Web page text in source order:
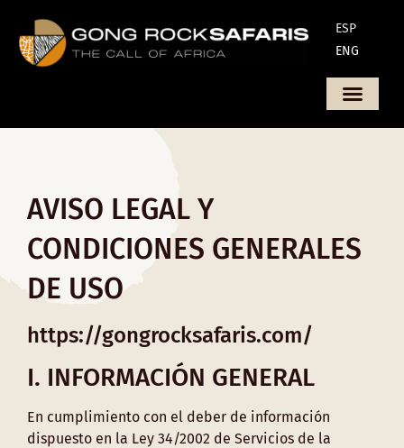
ESP
ENG
AVISO LEGAL Y
CONDICIONES GENERALES
DE USO
https://gongrocksafaris.com/
I. INFORMACIÓN GENERAL
En cumplimiento con el deber de información
dispuesto en la Ley 34/2002 de Servicios de la